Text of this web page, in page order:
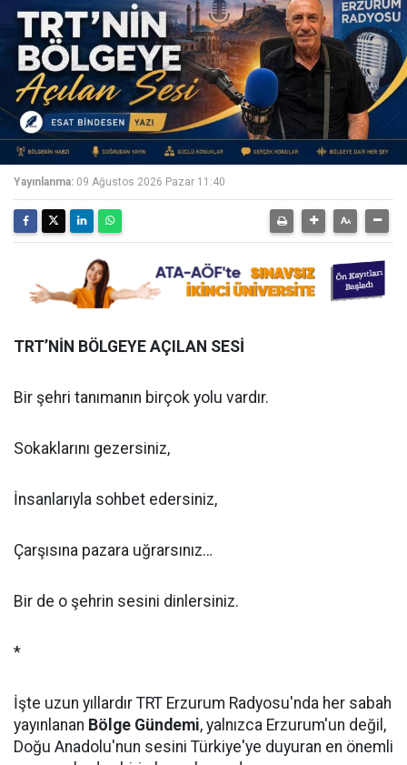
Yayınlanma: 09 Ağustos 2026 Pazar 11:40
TRT’NİN BÖLGEYE AÇILAN SESİ
Bir şehri tanımanın birçok yolu vardır.
Sokaklarını gezersiniz,
İnsanlarıyla sohbet edersiniz,
Çarşısına pazara uğrarsınız…
Bir de o şehrin sesini dinlersiniz.
*
İşte uzun yıllardır TRT Erzurum Radyosu'nda her sabah
yayınlanan Bölge Gündemi, yalnızca Erzurum'un değil,
Doğu Anadolu'nun sesini Türkiye'ye duyuran en önemli